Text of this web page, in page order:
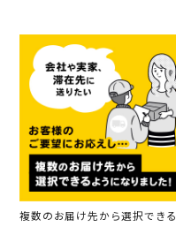
複数のお届け先から選択できる